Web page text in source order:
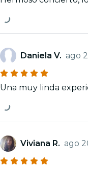
Daniela V. ago
Una muy linda
Viviana R. ago